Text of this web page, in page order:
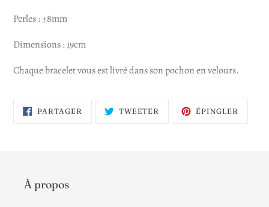
Perles : ±8mm
Dimensions : 19cm
Chaque bracelet vous est livré dans son pochon en velours.
PARTAGER PARTAGER
SUR
TWEETER TWEETERÉPINGLER
À propos